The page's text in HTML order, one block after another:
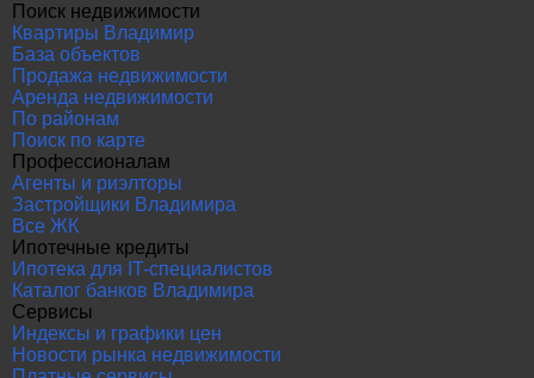
Поиск недвижимости
Квартиры Владимир
База объектов
Продажа недвижимости
Аренда недвижимости
По районам
Поиск по карте
Профессионалам
Агенты и риэлторы
Застройщики Владимира
Все ЖК
Ипотечные кредиты
Ипотека для IT-специалистов
Каталог банков Владимира
Сервисы
Индексы и графики цен
Новости рынка недвижимости